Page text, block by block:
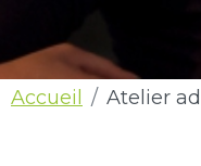
Accueil Atelier